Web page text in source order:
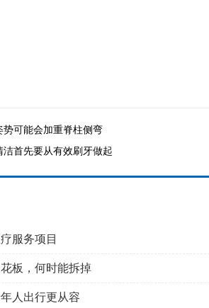
势可能会加重脊柱侧弯
洁首先要从有效刷牙做起
服务项目
板，何时能拆掉
人出行更从容